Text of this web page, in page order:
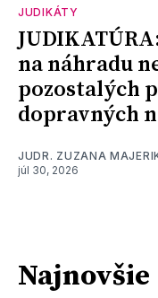
JUDIKÁTY
na náhradu
pozostalých
dopravných
JUDR. ZUZANA
júl 30, 2026
Najnovšie